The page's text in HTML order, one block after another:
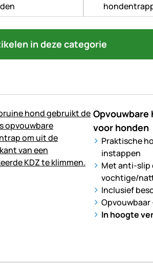
in deze categorie
voor honden
Praktische
instappen
Met anti-slip
vochtige/
Inclusief
Opvouwbaar
In hoogte